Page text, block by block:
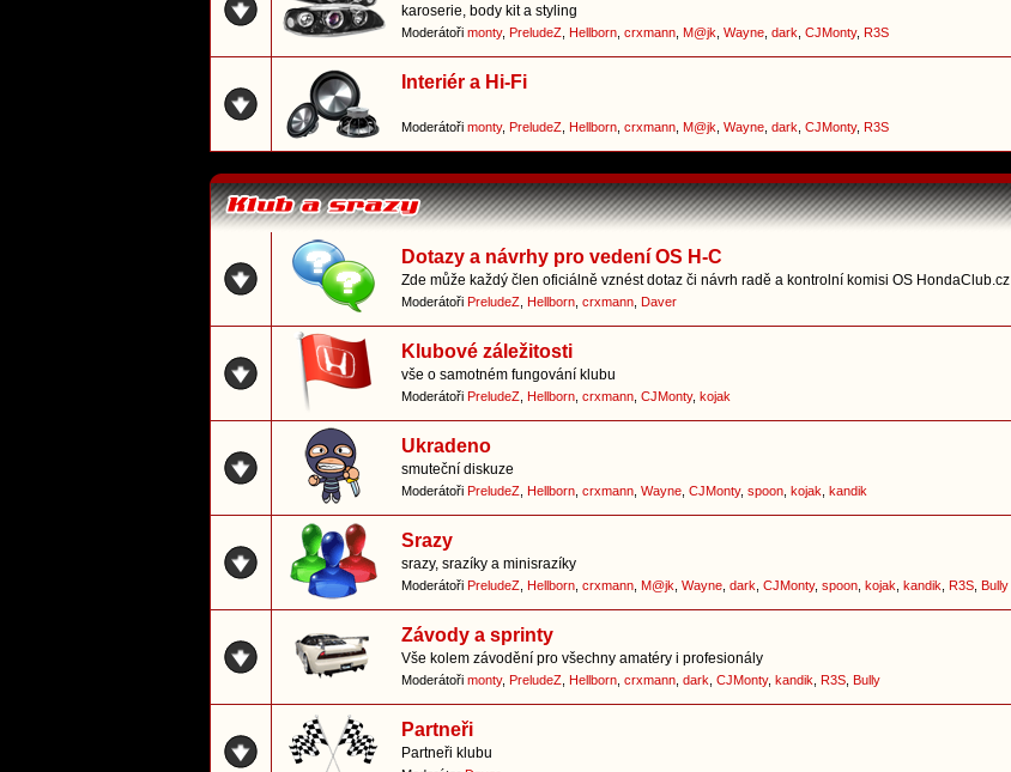
karoserie, body kit a styling
Moderátoři monty, PreludeZ, Hellborn, crxmann, M@jk Wayne, dark CJMonty, R3S
Interiér a Hi-Fi
Moderátoři monty, PreludeZ, Hellborn, crxmann, M@jk Wayne, dark CJMonty, R3S
Dotazy a návrhy pro vedení OS H-C
Zde může každý člen oficiálně vznést dotaz či návrh radě a kontrolní komisi OS HondaClub.cz
Moderátoři PreludeZ, Hellborn, crxmann, Daver
Klubové záležitosti
vše o samotném fungování klubu
Moderátoři PreludeZ, Hellborn, crxmann, CJMonty, kojak
Ukradeno
smuteční diskuze
Moderátoři PreludeZ, Hellborn, crxmann, Wayne, CJMonty, spoon, kojak kandik
Srazy
srazy, srazíky a minisrazíky
Moderátoři PreludeZ, Hellborn, crxmann, M@jk Wayne, dark CJMonty, spoon, kojak kandik R3S, Bully
Závody a sprinty
Vše kolem závodění pro všechny amatéry i profesionály
Moderátoři monty, PreludeZ, Hellborn, crxmann, dark CJMonty, kandik R3S, Bully
Partneři
Partneři klubu